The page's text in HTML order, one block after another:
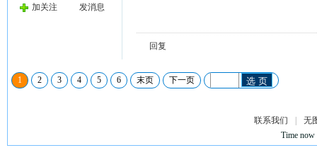
加关注 发消息
回复
1 2 3 4 5 6 末页 下一页 选 页
联系我们
无
Time now